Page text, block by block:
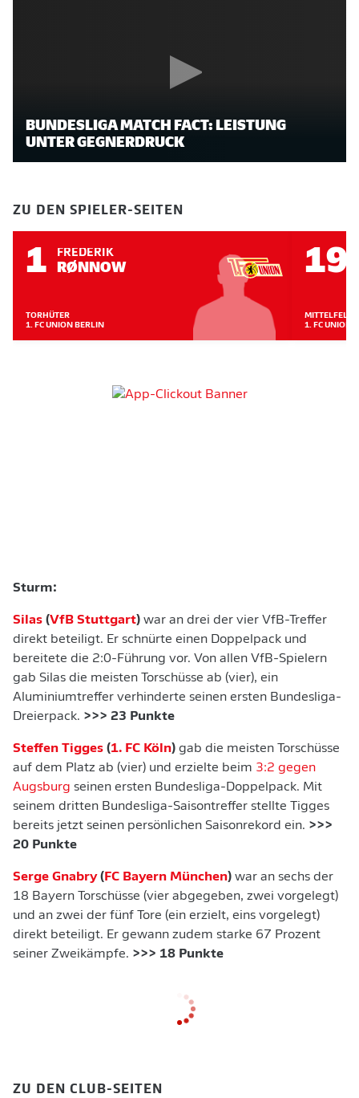
BUNDESLIGA MATCH FACT: LEISTUNG
UNTER GEGNERDRUCK
ZU DEN SPIELER-SEITEN
1 FREDERIK
RØNNOW
TORHÜTER
1. FC UNION BERLIN
19
MITTELFELD
1. FC UNION
Sturm:
Silas (VfB Stuttgart) war an drei der vier VfB-Treffer
direkt beteiligt. Er schnürte einen Doppelpack und
bereitete die 2:0-Führung vor. Von allen VfB-Spielern
gab Silas die meisten Torschüsse ab (vier), ein
Aluminiumtreffer verhinderte seinen ersten Bundesliga-
Dreierpack. >>> 23 Punkte
Steffen Tigges (1. FC Köln) gab die meisten Torschüsse
auf dem Platz ab (vier) und erzielte beim 3:2 gegen
Augsburg seinen ersten Bundesliga-Doppelpack. Mit
seinem dritten Bundesliga-Saisontreffer stellte Tigges
bereits jetzt seinen persönlichen Saisonrekord ein. >>>
20 Punkte
Serge Gnabry( FC Bayern München) war an sechs der
18 Bayern Torschüsse (vier abgegeben, zwei vorgelegt)
und an zwei der fünf Tore (ein erzielt, eins vorgelegt)
direkt beteiligt. Er gewann zudem starke 67 Prozent
seiner Zweikämpfe. >>> 18 Punkte
ZU DEN CLUB-SEITEN